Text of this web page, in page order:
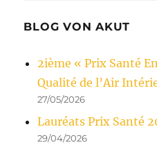
BLOG VON AKUT
2ième « Prix Santé
Qualité de l’Air
27/05/2026
Lauréats Prix Santé
29/04/2026